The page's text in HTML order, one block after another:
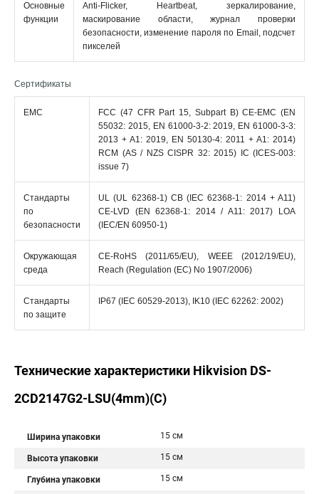
Основные
функции
Anti-Flicker, Heartbeat, зеркалирование,
маскирование области, журнал проверки
безопасности, изменение пароля по Email, подсчет
пикселей
Сертификаты
EMC
FCC (47 CFR Part 15, Subpart B) CE-EMC (EN
55032: 2015, EN 61000-3-2: 2019, EN 61000-3-3:
2013 + A1: 2019, EN 50130-4: 2011 + A1: 2014)
RCM (AS / NZS CISPR 32: 2015) IC (ICES-003:
issue 7)
Стандарты
по
безопасности
UL (UL 62368-1) CB (IEC 62368-1: 2014 + A11)
CE-LVD (EN 62368-1: 2014 / A11: 2017) LOA
(IEC/EN 60950-1)
Окружающая
среда
CE-RoHS (2011/65/EU), WEEE (2012/19/EU),
Reach (Regulation (EC) No 1907/2006)
Стандарты
по защите
IP67 (IEC 60529-2013), IK10 (IEC 62262: 2002)
Технические характеристики Hikvision DS-
2CD2147G2-LSU(4mm)(C)
Ширина упаковки 15 см
Высота упаковки 15 см
Глубина упаковки 15 см